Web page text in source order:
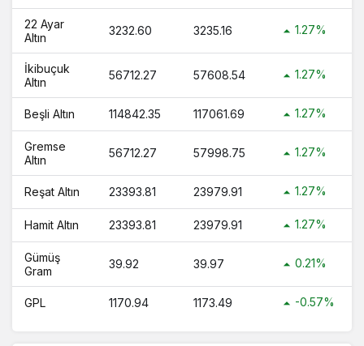
?
1 Bilezik Ne Kadar 1 Bilezik Kaç TL ?
22 Ayar
Altın
3232.60 3235.16 1.27%
İkibuçuk
Altın
56712.27 57608.54 1.27%
Beşli Altın 114842.35 117061.69 1.27%
Gremse
Altın
56712.27 57998.75 1.27%
Reşat Altın 23393.81 23979.91 1.27%
Hamit Altın 23393.81 23979.91 1.27%
Gümüş
Gram
39.92 39.97 0.21%
GPL 1170.94 1173.49 -0.57%